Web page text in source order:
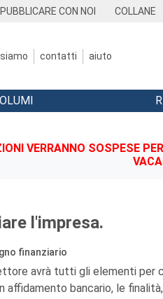
PUBBLICARE CON NOI COLLANE
contatti aiuto
VERRANNO SOSPESE
l'impresa.
finanziario
avrà tutti gli elementi per
affidamento bancario, le